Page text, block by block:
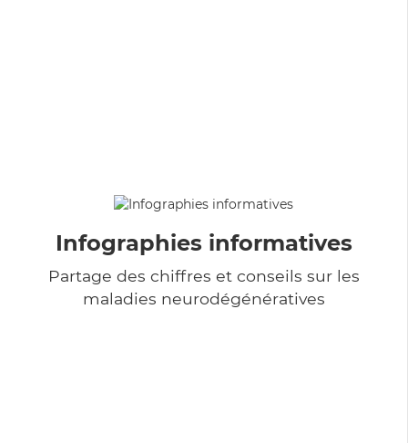
Infographies informatives
Partage des chiffres et conseils sur les
maladies neurodégénératives